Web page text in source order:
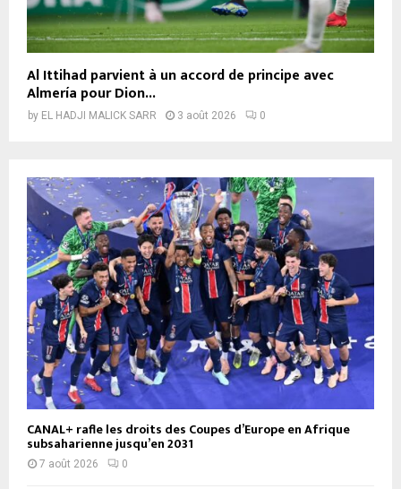
Al Ittihad parvient à un accord de principe avec
Almería pour Dion...
by EL HADJI MALICK SARR 3 août 2026 0
CANAL+ rafle les droits des Coupes d’Europe en Afrique
subsaharienne jusqu’en 2031
7 août 2026 0